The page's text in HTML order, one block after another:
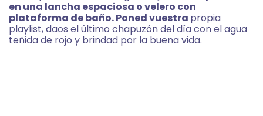
en una lancha espaciosa o velero con
plataforma de baño. Poned vuestra propia
playlist, daos el último chapuzón del día con el agua
teñida de rojo y brindad por la buena vida.